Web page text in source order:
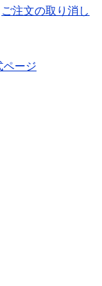
ご注文の取り消し
ページ